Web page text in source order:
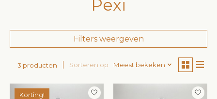
Pexi
Filters weergeven
3 producten Sorteren op Meest bekeken
Korting!